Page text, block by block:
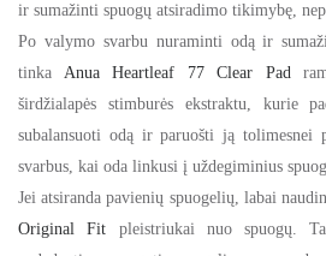
ir sumažinti spuogų atsiradimo tikimybę,
Po valymo svarbu nuraminti odą ir
tinka Anua Heartleaf 77 Clear Pad
širdžialapės stimburės ekstraktu, kurie
subalansuoti odą ir paruošti ją tolimesnei
svarbus, kai oda linkusi į uždegiminius
Jei atsiranda pavienių spuogelių, labai
Original Fit pleistriukai nuo spuogų.